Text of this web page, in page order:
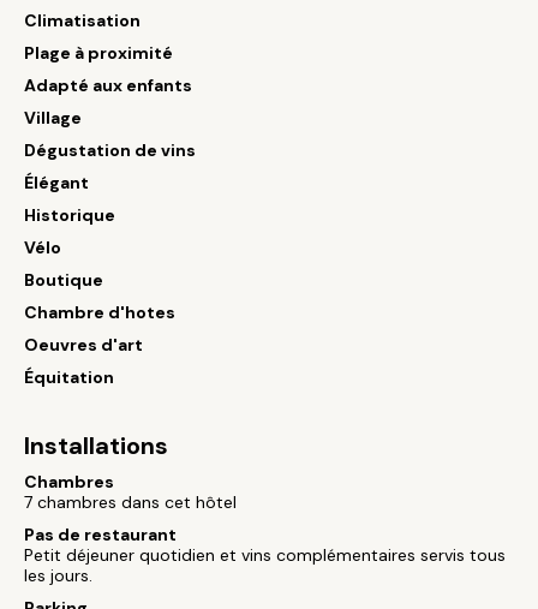
Climatisation
Plage à proximité
Adapté aux enfants
Village
Dégustation de vins
Élégant
Historique
Vélo
Boutique
Chambre d'hotes
Oeuvres d'art
Équitation
Installations
Chambres
7 chambres dans cet hôtel
Pas de restaurant
Petit déjeuner quotidien et vins complémentaires servis tous
les jours.